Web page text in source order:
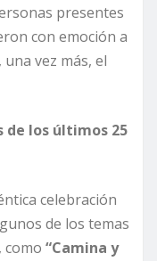
presentes
con emoción a
vez más, el
de los últimos 25
celebración
de los temas
como “Camina y